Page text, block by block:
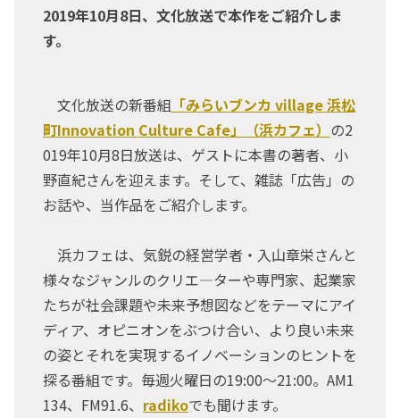
2019年10月8日、文化放送で本作をご紹介しま
す。
文化放送の新番組 「みらいブンカ village 浜松
町Innovation Culture Cafe」（浜カフェ） の2
019年10月8日放送は、ゲストに本書の著者、小
野直紀さんを迎えます。そして、雑誌「広告」の
お話や、当作品をご紹介します。
浜カフェは、気鋭の経営学者・入山章栄さんと
様々なジャンルのクリエ―ターや専門家、起業家
たちが社会課題や未来予想図などをテーマにアイ
ディア、オピニオンをぶつけ合い、より良い未来
の姿とそれを実現するイノベーションのヒントを
探る番組です。毎週火曜日の19:00～21:00。AM1
134、FM91.6、 radikoでも聞けます。